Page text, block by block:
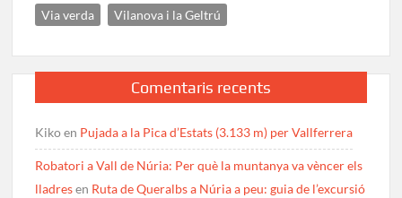
Via verda
Vilanova i la Geltrú
Comentaris recents
Kikoen Pujada a la Pica d’Estats (3.133 m) per Vallferrera
Robatori a Vall de Núria: Per què la muntanya va vèncer els
lladresen Ruta de Queralbs a Núria a peu: guia de l’excursió